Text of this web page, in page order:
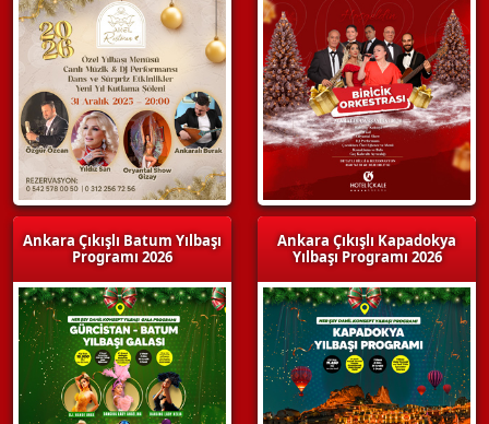
Ankara Çıkışlı Batum Yılbaşı
Programı 2026
Ankara Çıkışlı Kapadokya
Yılbaşı Programı 2026